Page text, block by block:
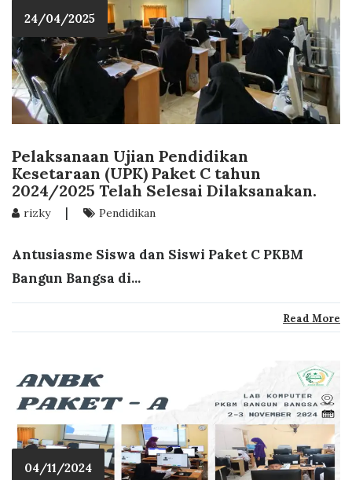
24/04/2025
Pelaksanaan Ujian Pendidikan
Kesetaraan (UPK) Paket C tahun
2024/2025 Telah Selesai Dilaksanakan.
rizky | Pendidikan
Antusiasme Siswa dan Siswi Paket C PKBM
Bangun Bangsa di...
Read More
04/11/2024